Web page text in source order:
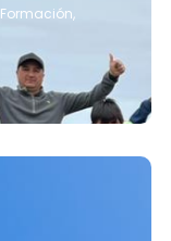
Formación,